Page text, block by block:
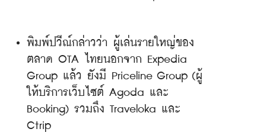
พิมพ์ปวีณ์กล่าวว่า ผู้เล่นรายใหญ่ของ
ตลาด OTA ไทยนอกจาก Expedia
Group แล้ว ยังมี Priceline Group (ผู้
ให้บริการเว็บไซต์ Agoda และ
Booking) รวมถึง Traveloka และ
Ctrip